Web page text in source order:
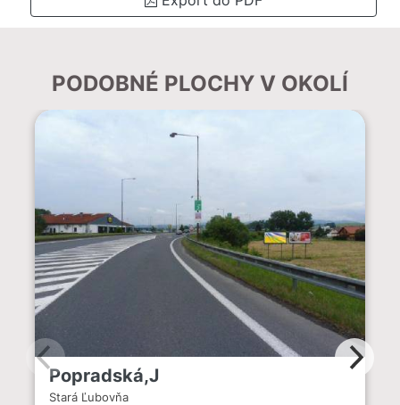
PODOBNÉ PLOCHY V OKOLÍ
Popradská,J
Stará Ľubovňa